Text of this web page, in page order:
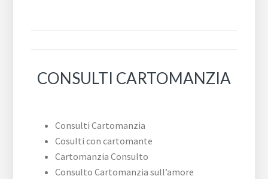
CONSULTI CARTOMANZIA
Consulti Cartomanzia
Cosulti con cartomante
Cartomanzia Consulto
Consulto Cartomanzia sull’amore